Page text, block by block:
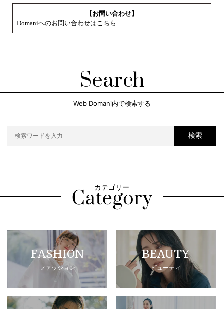
【お問い合わせ】
Domaniへのお問い合わせはこちら
Search
Web Domani内で検索する
検索
カテゴリー
FASHION
ファッション
BEAUTY
ビューティ